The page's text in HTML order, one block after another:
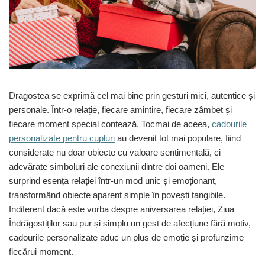
Cadouri barbati
Seturi cadou barbati
Seturi cadou barbati portofel si curea
Ceasuri pentru EL
Cadouri personalizate barbati
Cadouri copii
Caciuli copii
Cadouri copii bebelusi 0+
Lenjerii de pat Disney
Cadouri copii 1 an
Cadouri craciun copii
Colectia Disney
Sticlă pentru apa Personalizată
Sepci personalizate
Seturi cadou pentru copii KID's Collection
Etichete scolare
Sepci personalizate
Bannere personalizate scoli si gradinite
Caserole personalizate sandwich
Sticla de apa personalizata
Agende si caiete personalizate
Dragostea se exprimă cel mai bine prin gesturi mici, autentice și
personale. Într-o relație, fiecare amintire, fiecare zâmbet și
fiecare moment special contează. Tocmai de aceea, cadourile
personalizate pentru cupluri au devenit tot mai populare, fiind
considerate nu doar obiecte cu valoare sentimentală, ci
adevărate simboluri ale conexiunii dintre doi oameni. Ele
surprind esența relației într-un mod unic și emoționant,
transformând obiecte aparent simple în povești tangibile.
Indiferent dacă este vorba despre aniversarea relației, Ziua
Îndrăgostiților sau pur și simplu un gest de afecțiune fără motiv,
cadourile personalizate aduc un plus de emoție și profunzime
fiecărui moment.